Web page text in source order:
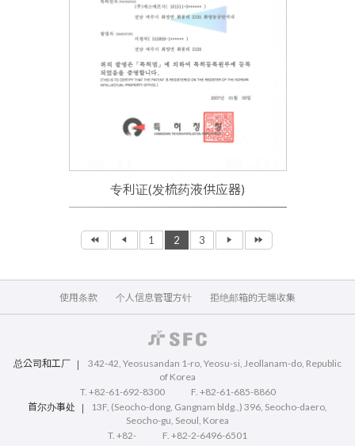
专利证(发梳药液供应器)
1 2 3
使用条款 个人信息管理方针 拒绝邮箱的无端收集
总公司和工厂
342-42, Yeosusandan 1-ro, Yeosu-si, Jeollanam-do, Republic
of Korea
T. +82-61-692-8300
F. +82-61-685-8860
首尔办事处
13F, (Seocho-dong, Gangnam bldg.,) 396, Seocho-daero,
Seocho-gu, Seoul, Korea
T. +82-
F. +82-2-6496-6501